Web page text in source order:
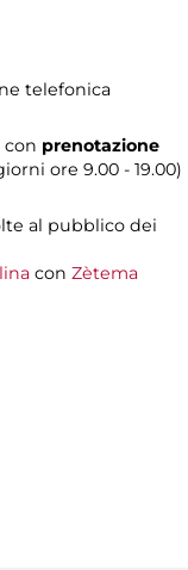
telefonica
con prenotazione
ore 9.00 - 19.00)
al pubblico dei
con Zètema